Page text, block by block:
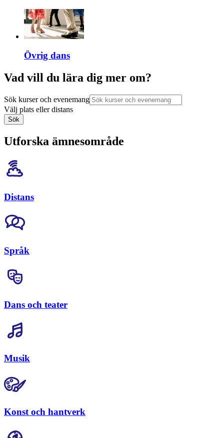
Övrig dans
Vad vill du lära dig mer om?
Sök kurser och evenemang
Välj plats eller distans
Sök
Utforska ämnesområde
Distans
Språk
Dans och teater
Musik
Konst och hantverk